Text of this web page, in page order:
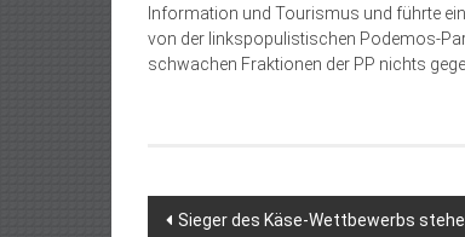
Information und Tourismus und führte
von der linkspopulistischen Podemos-
schwachen Fraktionen der PP nichts
Beitragsnavigation
Sieger des Käse-Wettbewerbs